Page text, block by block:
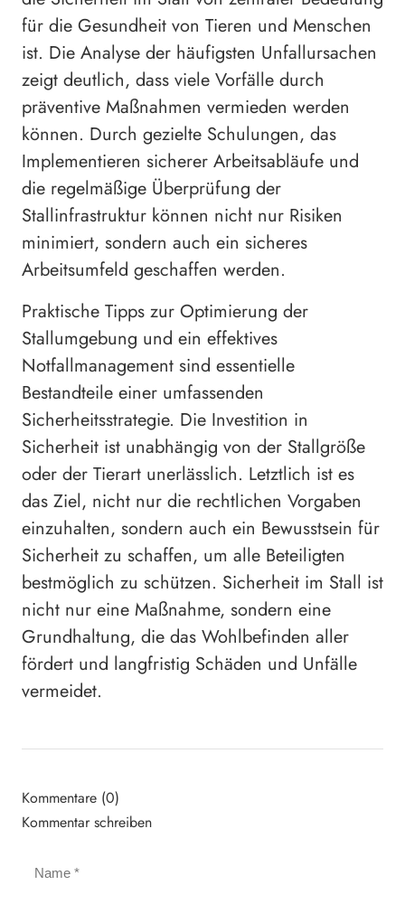
für die Gesundheit von Tieren und Menschen
ist. Die Analyse der häufigsten Unfallursachen
zeigt deutlich, dass viele Vorfälle durch
präventive Maßnahmen vermieden werden
können. Durch gezielte Schulungen, das
Implementieren sicherer Arbeitsabläufe und
die regelmäßige Überprüfung der
Stallinfrastruktur können nicht nur Risiken
minimiert, sondern auch ein sicheres
Arbeitsumfeld geschaffen werden.
Praktische Tipps zur Optimierung der
Stallumgebung und ein effektives
Notfallmanagement sind essentielle
Bestandteile einer umfassenden
Sicherheitsstrategie. Die Investition in
Sicherheit ist unabhängig von der Stallgröße
oder der Tierart unerlässlich. Letztlich ist es
das Ziel, nicht nur die rechtlichen Vorgaben
einzuhalten, sondern auch ein Bewusstsein für
Sicherheit zu schaffen, um alle Beteiligten
bestmöglich zu schützen. Sicherheit im Stall ist
nicht nur eine Maßnahme, sondern eine
Grundhaltung, die das Wohlbefinden aller
fördert und langfristig Schäden und Unfälle
vermeidet.
Kommentare (0)
Kommentar schreiben